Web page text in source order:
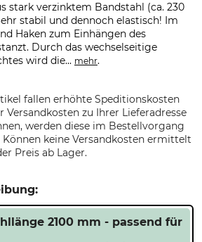
stark verzinktem Bandstahl (ca. 230
stabil und dennoch elastisch! Im
Haken zum Einhängen des
Durch das wechselseitige
wird die... mehr.
fallen erhöhte Speditionskosten
Versandkosten zu Ihrer Lieferadresse
werden diese im Bestellvorgang
Können keine Versandkosten ermittelt
Preis ab Lager.
2100 mm - passend für